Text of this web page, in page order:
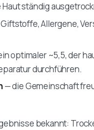
ständig
Allergene,
optimaler ~5,5, der
durchführen.
— die Gemeinschaft
bekannt: